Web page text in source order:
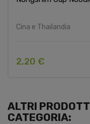
Cina e Thailandia
2,20 €
ALTRI
CATEGORIA: